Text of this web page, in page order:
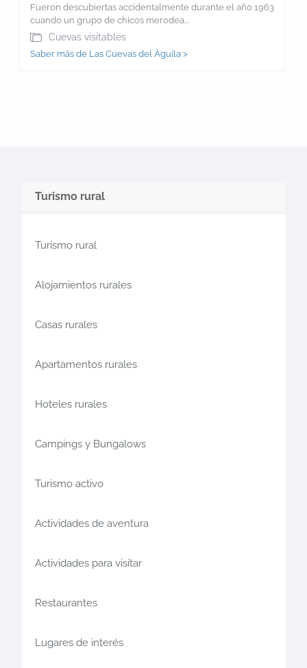
Fueron descubiertas accidentalmente durante el año 1963
cuando un grupo de chicos merodea...
Cuevas visitables
Saber más de Las Cuevas del Águila >
Turismo rural
Turismo rural
Alojamientos rurales
Casas rurales
Apartamentos rurales
Hoteles rurales
Campings y Bungalows
Turismo activo
Actividades de aventura
Actividades para visitar
Restaurantes
Lugares de interés